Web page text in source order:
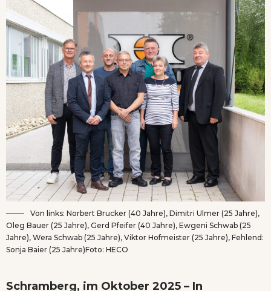
Von links: Norbert Brucker (40 Jahre), Dimitri Ulmer (25 Jahre),
Oleg Bauer (25 Jahre), Gerd Pfeifer (40 Jahre), Ewgeni Schwab (25
Jahre), Wera Schwab (25 Jahre), Viktor Hofmeister (25 Jahre), Fehlend:
Sonja Baier (25 Jahre)Foto: HECO
Schramberg, im Oktober 2025 – In